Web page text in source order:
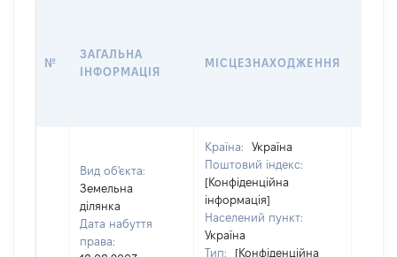
№
ЗАГАЛЬНА
ІНФОРМАЦІЯ
МІСЦЕЗНАХОДЖЕННЯ
Вид об'єкта:
Земельна
ділянка
Дата набуття
права:
Країна:
Україна
Поштовий індекс:
[Конфіденційна
інформація]
Населений пункт:
Україна
Тип:
[Конфіденційна